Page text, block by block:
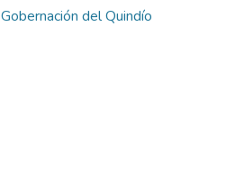
Gobernación del Quindío